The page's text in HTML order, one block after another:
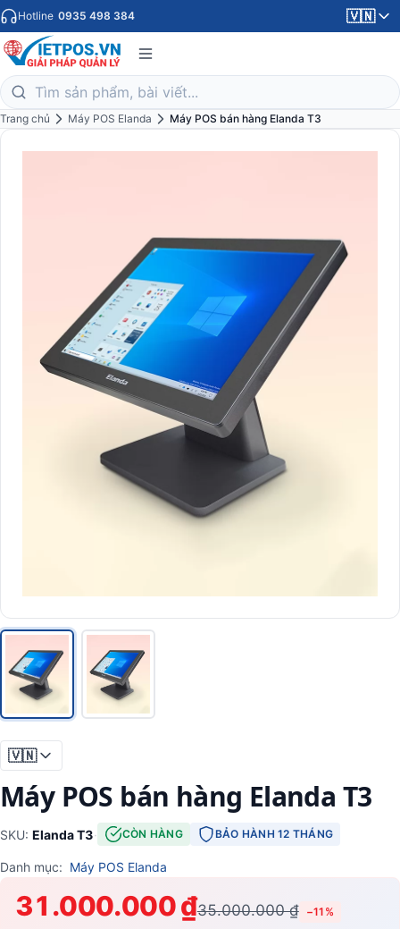
Hotline 0935 498 384 🇻🇳
Trang chủ Máy POS Elanda Máy POS bán hàng Elanda T3
🇻🇳
Máy POS bán hàng Elanda T3
SKU: Elanda T3· CÒN HÀNG BẢO HÀNH 12 THÁNG
Danh mục: Máy POS Elanda
31.000.000 ₫35.000.000 ₫
−11%